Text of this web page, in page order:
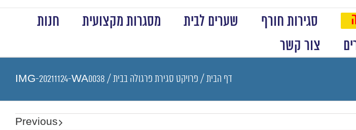
סגירות חורף שערים לבית מסגרות מקצועית
חנות
צור קשר
דף הבית / פרויקט סגירת פרגולה בבית /
IMG-20211124-WA0038
Previous